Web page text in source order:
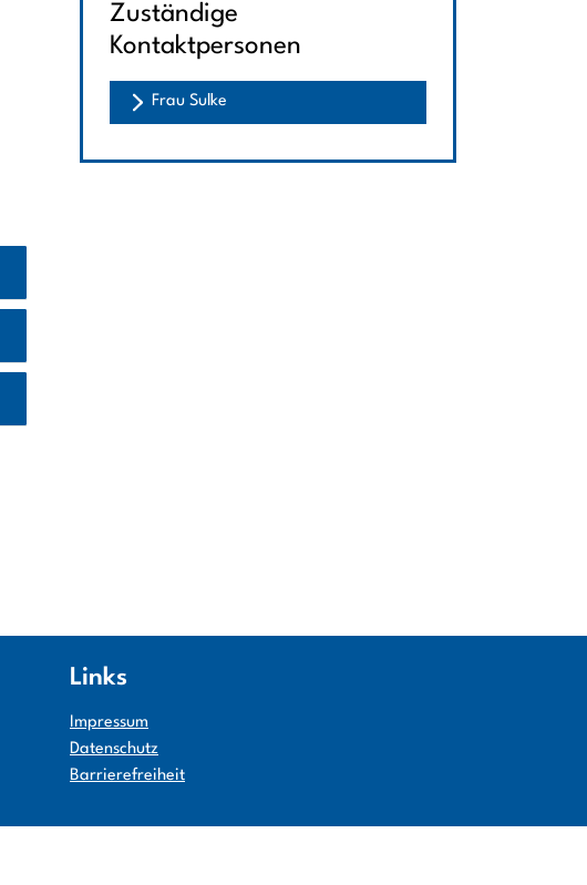
Zuständige
Kontaktpersonen
Frau Sulke
Links
Impressum
Datenschutz
Barrierefreiheit